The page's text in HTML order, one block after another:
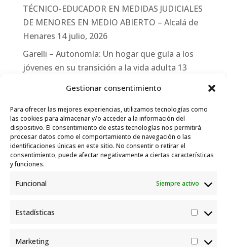
Gestionar consentimiento
Para ofrecer las mejores experiencias, utilizamos tecnologías como
las cookies para almacenar y/o acceder a la información del
dispositivo. El consentimiento de estas tecnologías nos permitirá
procesar datos como el comportamiento de navegación o las
identificaciones únicas en este sitio. No consentir o retirar el
consentimiento, puede afectar negativamente a ciertas características
y funciones.
Funcional Siempre activo
Estadísticas
Marketing
TÉCNICO-EDUCADOR EN MEDIDAS JUDICIALES
DE MENORES EN MEDIO ABIERTO – Alcalá de
Henares 14 julio, 2026
Garelli – Autonomía: Un hogar que guía a los
jóvenes en su transición a la vida adulta 13
Garelli-Refugio: Acciones de empleo en el
marco del Sistema de Acogida de Protección
Internacional 10 julio, 2026